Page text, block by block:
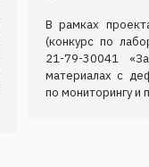
В рамках
(конкурс по
21-79-30041
материалах с
по мониторингу и